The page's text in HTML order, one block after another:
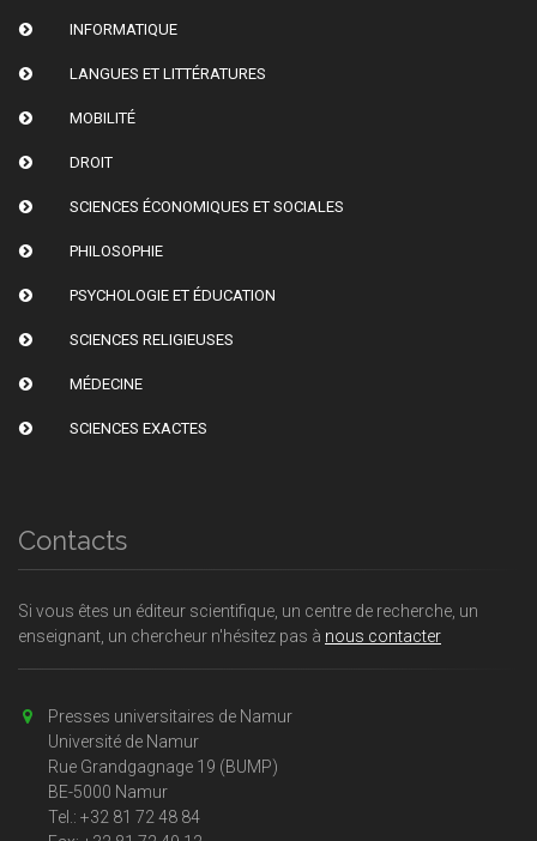
INFORMATIQUE
LANGUES ET LITTÉRATURES
MOBILITÉ
DROIT
SCIENCES ÉCONOMIQUES ET SOCIALES
PHILOSOPHIE
PSYCHOLOGIE ET ÉDUCATION
SCIENCES RELIGIEUSES
MÉDECINE
SCIENCES EXACTES
Contacts
Si vous êtes un éditeur scientifique, un centre de recherche, un
enseignant, un chercheur n'hésitez pas à nous contacter
Presses universitaires de Namur
Université de Namur
Rue Grandgagnage 19 (BUMP)
BE-5000 Namur
Tel.: +32 81 72 48 84